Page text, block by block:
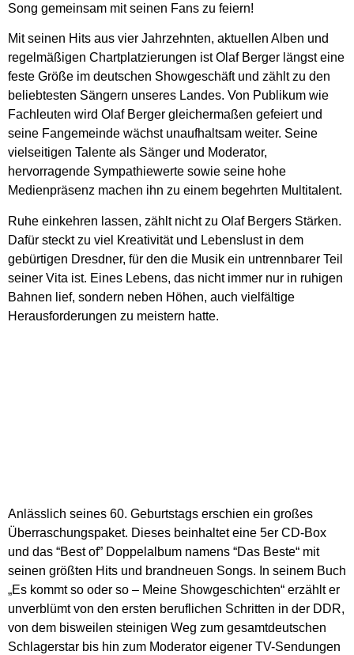
Song gemeinsam mit seinen Fans zu feiern!
Mit seinen Hits aus vier Jahrzehnten, aktuellen Alben und
regelmäßigen Chartplatzierungen ist Olaf Berger längst eine
feste Größe im deutschen Showgeschäft und zählt zu den
beliebtesten Sängern unseres Landes. Von Publikum wie
Fachleuten wird Olaf Berger gleichermaßen gefeiert und
seine Fangemeinde wächst unaufhaltsam weiter. Seine
vielseitigen Talente als Sänger und Moderator,
hervorragende Sympathiewerte sowie seine hohe
Medienpräsenz machen ihn zu einem begehrten Multitalent.
Ruhe einkehren lassen, zählt nicht zu Olaf Bergers Stärken.
Dafür steckt zu viel Kreativität und Lebenslust in dem
gebürtigen Dresdner, für den die Musik ein untrennbarer Teil
seiner Vita ist. Eines Lebens, das nicht immer nur in ruhigen
Bahnen lief, sondern neben Höhen, auch vielfältige
Herausforderungen zu meistern hatte.
Anlässlich seines 60. Geburtstags erschien ein großes
Überraschungspaket. Dieses beinhaltet eine 5er CD-Box
und das “Best of” Doppelalbum namens “Das Beste“ mit
seinen größten Hits und brandneuen Songs. In seinem Buch
„Es kommt so oder so – Meine Showgeschichten“ erzählt er
unverblümt von den ersten beruflichen Schritten in der DDR,
von dem bisweilen steinigen Weg zum gesamtdeutschen
Schlagerstar bis hin zum Moderator eigener TV-Sendungen